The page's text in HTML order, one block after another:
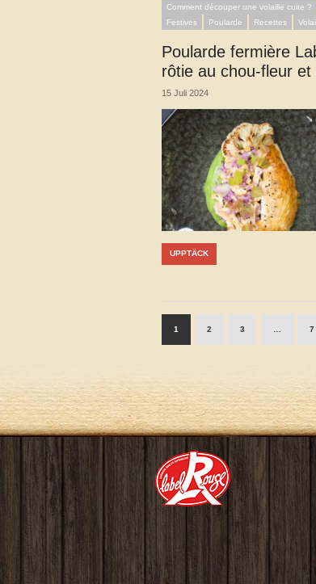
Comment découper une volaille cuite ?
Festives
Poularde Recettes
Poularde fermière
rôtie au chou-fleur et
15 Juli 2024
UPPTÄCK
1 2 3 … 7